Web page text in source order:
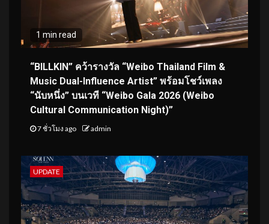
1 min read
“BILLKIN” คว้ารางวัล “Weibo Thailand Film &
Music Dual-Influence Artist” พร้อมโชว์เพลง
“นับหนึ่ง” บนเวที “Weibo Gala 2026 (Weibo
Cultural Communication Night)”
7 ชั่วโมง ago admin
UPDATE